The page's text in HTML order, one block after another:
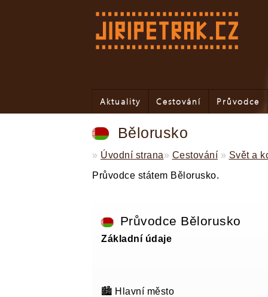
Aktuality Cestování Průvodce
Bělorusko
» Úvodní strana» Cestování » Svět a
Průvodce státem Bělorusko.
Průvodce Bělorusko
Základní údaje
🏙️ Hlavní město